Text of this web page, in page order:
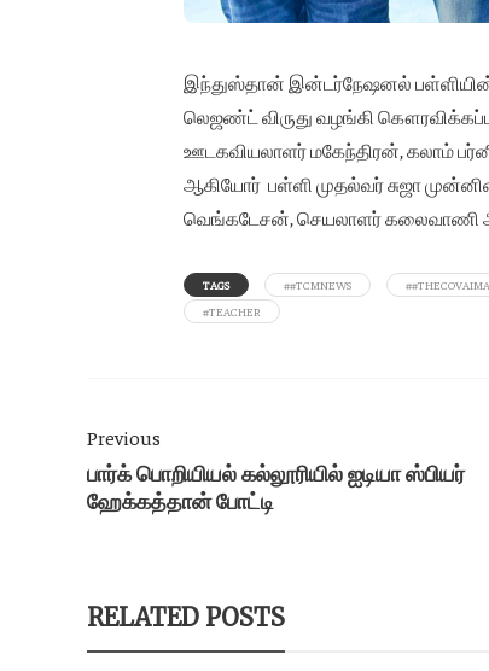
இந்துஸ்தான் இன்டர்நேஷனல் பள்ளியின்
லெஜண்ட் விருது வழங்கி
ஊடகவியலாளர் மகேந்திரன், கலாம்
ஆகியோர் பள்ளி முதல்வர் சுஜா
வெங்கடேசன், செயலாளர் கலைவாணி
TAGS ##TCMNEWS
#TEACHER
Previous
பார்க் பொறியியல் கல்லூரியில் ஐடியா ஸ்பியர்
ஹேக்கத்தான் போட்டி
RELATED POSTS